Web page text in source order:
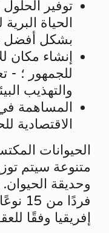
توفير
الحياة
بشكل أفضل
إنشاء مكان
للجمهور ؛ -
والتهذيب
المساهمة في
الاقتصادية
الحيوانات
متنوعة سيتم
إفريقيا وفقًا